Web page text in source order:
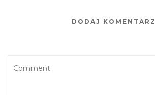
DODAJ KOMENTARZ